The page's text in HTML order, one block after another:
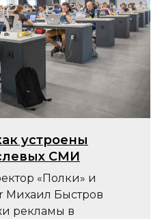
устроены
СМИ
«Полки» и
Михаил Быстров
рекламы в